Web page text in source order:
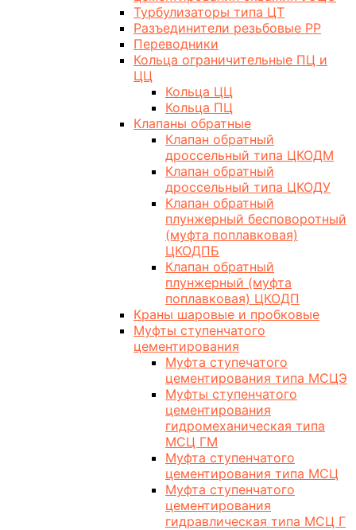
Турбулизаторы типа ЦТ
Разъединители резьбовые РР
Переводники
Кольца ограничительные ПЦ и
ЦЦ
Кольца ЦЦ
Кольца ПЦ
Клапаны обратные
Клапан обратный
дроссельный типа ЦКОДМ
Клапан обратный
дроссельный типа ЦКОДУ
Клапан обратный
плунжерный бесповоротный
(муфта поплавковая)
ЦКОДПБ
Клапан обратный
плунжерный (муфта
поплавковая) ЦКОДП
Краны шаровые и пробковые
Муфты ступенчатого
цементирования
Муфта ступечатого
цементирования типа МСЦЭ
Муфты ступенчатого
цементирования
гидромеханическая типа
МСЦ ГМ
Муфта ступенчатого
цементирования типа МСЦ
Муфта ступенчатого
цементирования
гидравлическая типа МСЦ Г